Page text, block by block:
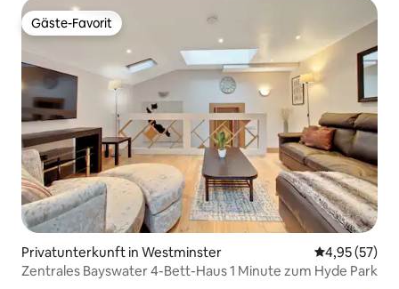
Gäste-Favorit
Gäste-Favorit
Privatunterkunft in Westminster
4,95 (57)
Zentrales Bayswater 4-Bett-Haus 1 Minute zum Hyde Park